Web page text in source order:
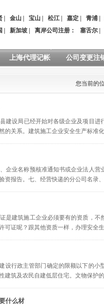
金山 宝山 松江 嘉定 青浦
新加坡 离岸公司注册 ： 塞舌尔
上海代理记帐 公司变更注
您当前的
建设局已经开始对各级企业及项目进
的关系。建筑施工企业安全生产标准
企业名称预核准通知书或企业法人营
资报告。七、经营快递的分公司名录
是建筑施工企业必须要有的资质，不
可证呢？跟其他资质一样，办理安全
设行政主管部门确定的限额以下的小
建筑及农民自建低层住宅。文物保护
什么材